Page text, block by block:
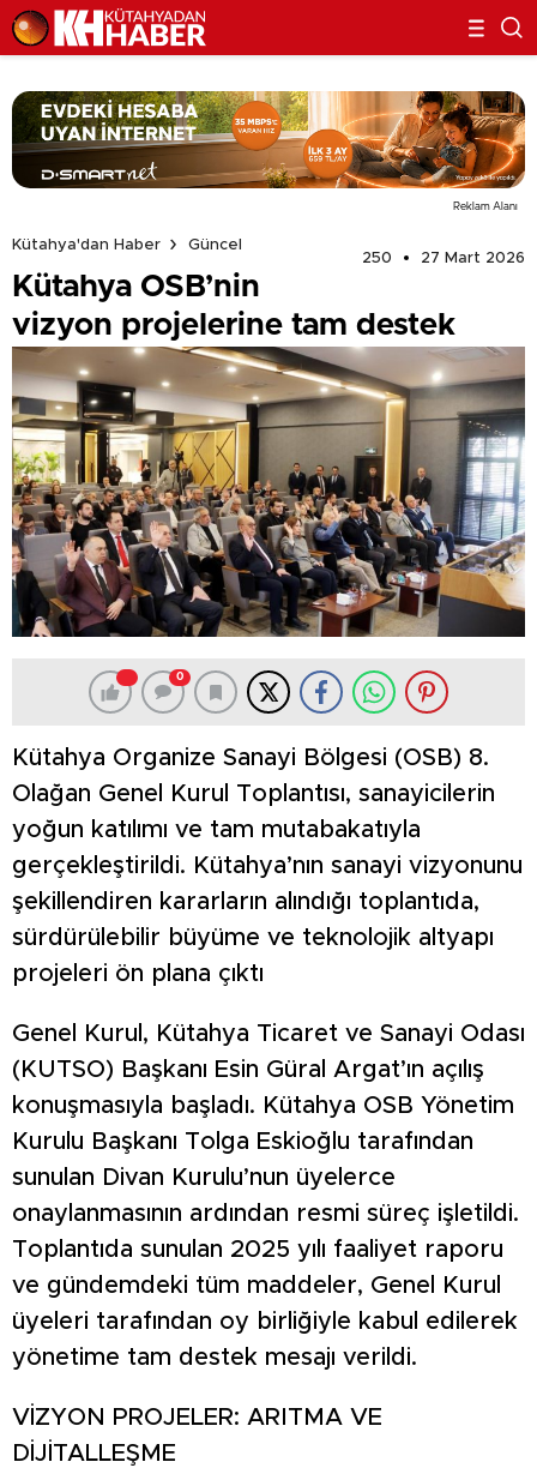
Reklam Alanı
Kütahya'dan Haber
Güncel
250
27 Mart 2026
Kütahya OSB’nin
vizyon projelerine tam destek
0
Kütahya Organize Sanayi Bölgesi (OSB) 8.
Olağan Genel Kurul Toplantısı, sanayicilerin
yoğun katılımı ve tam mutabakatıyla
gerçekleştirildi. Kütahya’nın sanayi vizyonunu
şekillendiren kararların alındığı toplantıda,
sürdürülebilir büyüme ve teknolojik altyapı
projeleri ön plana çıktı
Genel Kurul, Kütahya Ticaret ve Sanayi Odası
(KUTSO) Başkanı Esin Güral Argat’ın açılış
konuşmasıyla başladı. Kütahya OSB Yönetim
Kurulu Başkanı Tolga Eskioğlu tarafından
sunulan Divan Kurulu’nun üyelerce
onaylanmasının ardından resmi süreç işletildi.
Toplantıda sunulan 2025 yılı faaliyet raporu
ve gündemdeki tüm maddeler, Genel Kurul
üyeleri tarafından oy birliğiyle kabul edilerek
yönetime tam destek mesajı verildi.
VİZYON PROJELER: ARITMA VE
DİJİTALLEŞME